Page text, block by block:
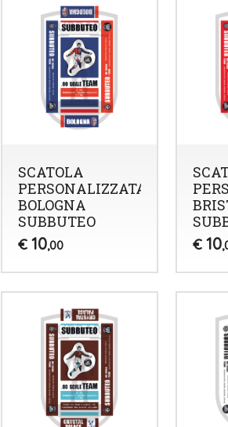
SCATOLA
PERSONALIZZATA
BOLOGNA
SUBBUTEO
€ 10,00 € 10